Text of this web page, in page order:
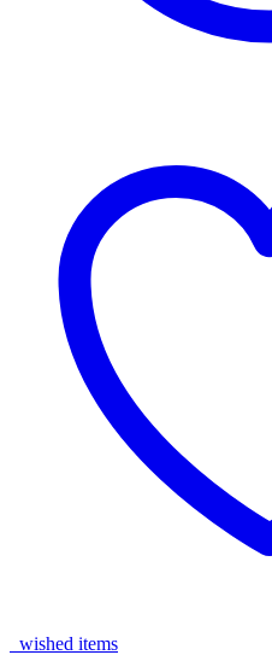
wished items